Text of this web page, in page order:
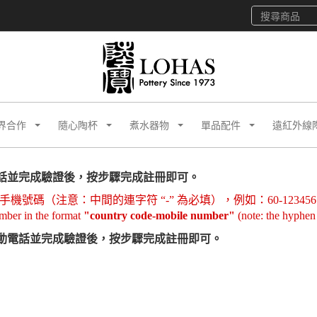
合作 隨心陶杯 煮水器物 單品配件 遠紅外線
並完成驗證後，按步驟完成註冊即可。
號碼（注意：中間的連字符 “-” 為必填），例如：60-
in the format "country code-mobile number" (note: the
電話並完成驗證後，按步驟完成註冊即可。